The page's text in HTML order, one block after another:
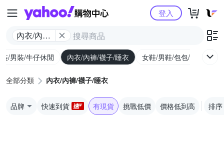
Yahoo購物中心
內衣/內褲/
登入
/男裝/牛仔休閒 內衣/內褲/襪子/睡衣 女鞋/男鞋/包包/行李箱
全部分類 內衣/內褲/襪子/睡衣
品牌 快速到貨 有現貨 挑戰低價 價格低到高 排序